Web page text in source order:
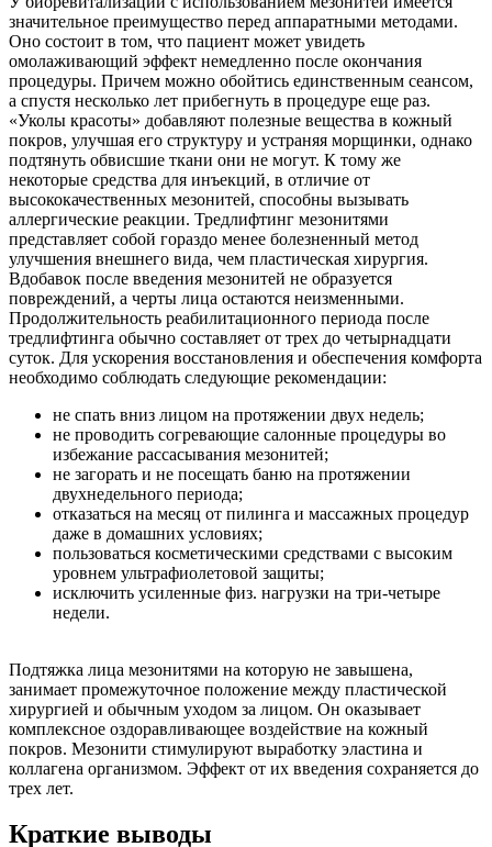
значительное преимущество перед аппаратными методами.
Оно состоит в том, что пациент может увидеть
омолаживающий эффект немедленно после окончания
процедуры. Причем можно обойтись единственным сеансом,
а спустя несколько лет прибегнуть в процедуре еще раз.
«Уколы красоты» добавляют полезные вещества в кожный
покров, улучшая его структуру и устраняя морщинки, однако
подтянуть обвисшие ткани они не могут. К тому же
некоторые средства для инъекций, в отличие от
высококачественных мезонитей, способны вызывать
аллергические реакции. Тредлифтинг мезонитями
представляет собой гораздо менее болезненный метод
улучшения внешнего вида, чем пластическая хирургия.
Вдобавок после введения мезонитей не образуется
повреждений, а черты лица остаются неизменными.
Продолжительность реабилитационного периода после
тредлифтинга обычно составляет от трех до четырнадцати
суток. Для ускорения восстановления и обеспечения комфорта
необходимо соблюдать следующие рекомендации:
не спать вниз лицом на протяжении двух недель;
не проводить согревающие салонные процедуры во
избежание рассасывания мезонитей;
не загорать и не посещать баню на протяжении
двухнедельного периода;
отказаться на месяц от пилинга и массажных процедур
даже в домашних условиях;
пользоваться косметическими средствами с высоким
уровнем ультрафиолетовой защиты;
исключить усиленные физ. нагрузки на три-четыре
недели.
Подтяжка лица мезонитями на которую не завышена,
занимает промежуточное положение между пластической
хирургией и обычным уходом за лицом. Он оказывает
комплексное оздоравливающее воздействие на кожный
покров. Мезонити стимулируют выработку эластина и
коллагена организмом. Эффект от их введения сохраняется до
трех лет.
Краткие выводы